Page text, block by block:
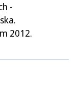
-
2012.